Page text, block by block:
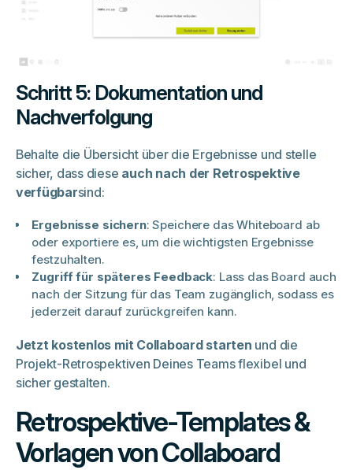
Schritt 5: Dokumentation und
Nachverfolgung
Behalte die Übersicht über die Ergebnisse und stelle
sicher, dass diese auch nach der Retrospektive
verfügbarsind:
Ergebnisse sichern: Speichere das Whiteboard ab
oder exportiere es, um die wichtigsten Ergebnisse
festzuhalten.
Zugriff für späteres Feedback: Lass das Board auch
nach der Sitzung für das Team zugänglich, sodass es
jederzeit darauf zurückgreifen kann.
Jetzt kostenlos mit Collaboard starten und die
Projekt-Retrospektiven Deines Teams flexibel und
sicher gestalten.
Retrospektive-Templates &
Vorlagen von Collaboard